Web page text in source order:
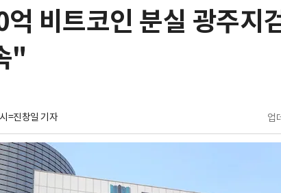
비트코인 분실 광주
"
=진창일 기자 업